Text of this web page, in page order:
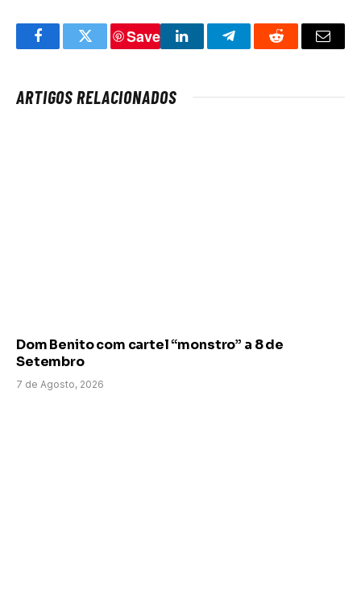
FacebookTwitter
Save
LinkedInTelegramReddit Email
ARTIGOS RELACIONADOS
Dom Benito com cartel “monstro” a 8 de
Setembro
7 de Agosto, 2026